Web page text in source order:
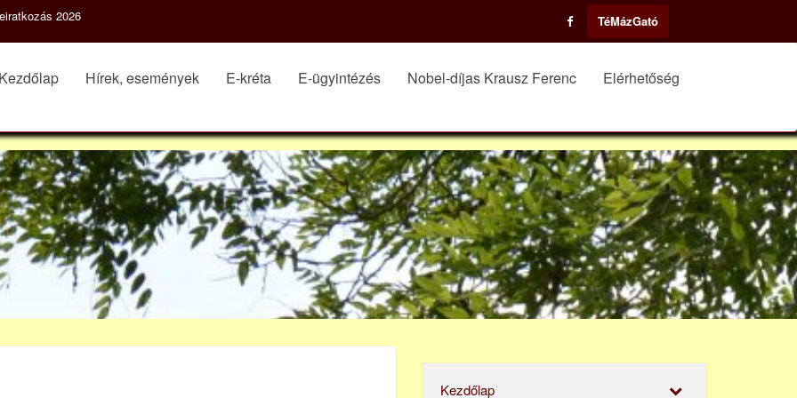
2026 TéMázGató
Kezdőlap Hírek, események E-kréta E-ügyintézés Nobel-díjas Krausz Ferenc Elérhetőség
Kezdőlap